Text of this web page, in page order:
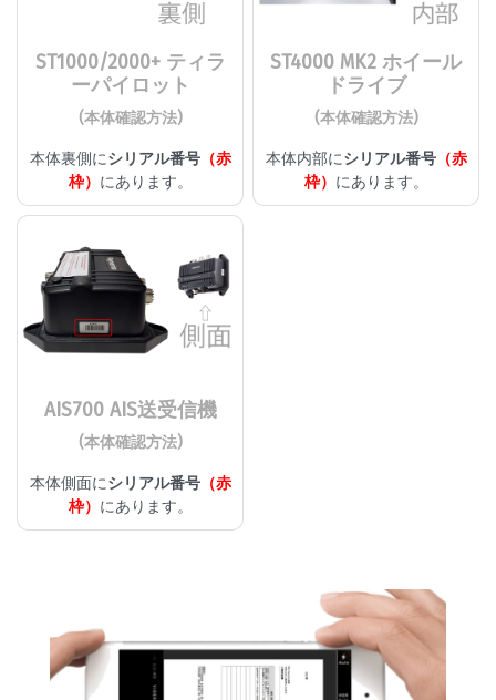
ST1000/2000+ ティラ
ーパイロット
(本体確認方法)
本体裏側にシリアル番号（赤
枠） にあります。
ST4000 MK2 ホイール
ドライブ
(本体確認方法)
本体内部にシリアル番号（赤
枠） にあります。
AIS700 AIS送受信機
(本体確認方法)
本体側面にシリアル番号（赤
枠） にあります。